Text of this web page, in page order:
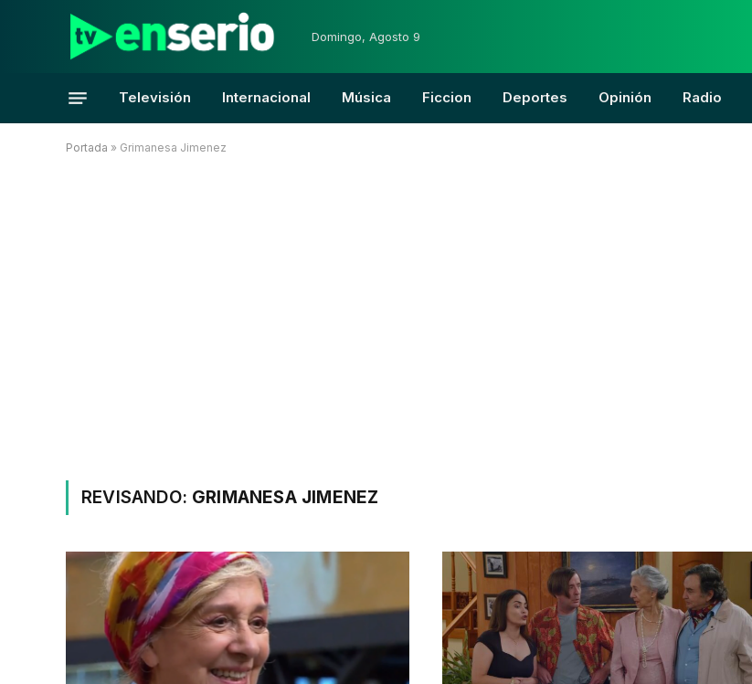
Domingo, Agosto 9
Televisión Internacional Música Ficcion Deportes Opinión Radio
Portada » Grimanesa Jimenez
REVISANDO: GRIMANESA JIMENEZ